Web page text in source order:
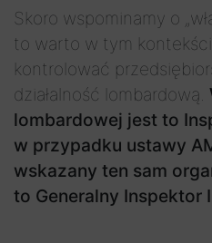
Skoro wspominamy o
to warto w tym
kontrolować
działalność lombardową.
lombardowej jest to
w przypadku ustawy
wskazany ten sam
to Generalny Inspektor